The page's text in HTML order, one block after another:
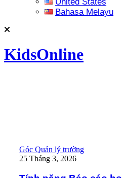
Bahasa Melayu
KidsOnline
Tính năng Báo cáo học tập –
Góc Quản lý trường
25 Tháng 3, 2026